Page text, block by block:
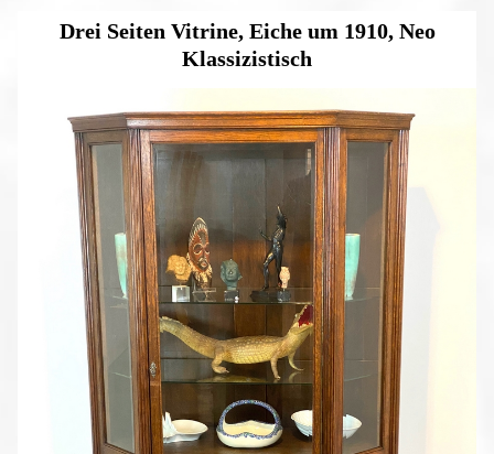
Drei Seiten Vitrine, Eiche um 1910, Neo
Klassizistisch